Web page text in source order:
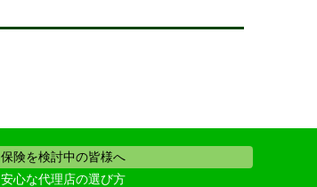
保険を検討中の皆様へ
安心な代理店の選び方